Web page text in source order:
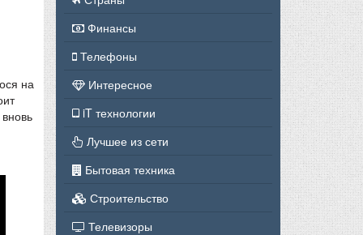
на
Финансы
Телефоны
Интересное
iT технологии
Лучшее из сети
Бытовая техника
Строительство
Телевизоры